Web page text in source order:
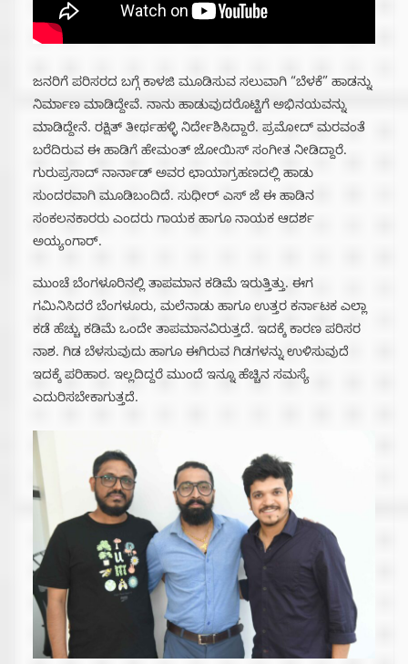
ಜನರಿಗೆ ಪರಿಸರದ ಬಗ್ಗೆ ಕಾಳಜಿ ಮೂಡಿಸುವ ಸಲುವಾಗಿ “ಬೆಳಕೆ” ಹಾಡನ್ನು
ನಿರ್ಮಾಣ ಮಾಡಿದ್ದೇವೆ. ನಾನು ಹಾಡುವುದರೊಟ್ಟಿಗೆ ಅಭಿನಯವನ್ನು
ಮಾಡಿದ್ದೇನೆ. ರಕ್ಷಿತ್ ತೀರ್ಥಹಳ್ಳಿ ನಿರ್ದೇಶಿಸಿದ್ದಾರೆ. ಪ್ರಮೋದ್ ಮರವಂತೆ
ಬರೆದಿರುವ ಈ ಹಾಡಿಗೆ ಹೇಮಂತ್ ಜೋಯಿಸ್ ಸಂಗೀತ ನೀಡಿದ್ದಾರೆ.
ಗುರುಪ್ರಸಾದ್ ನಾರ್ನಾಡ್ ಅವರ ಛಾಯಾಗ್ರಹಣದಲ್ಲಿ ಹಾಡು
ಸುಂದರವಾಗಿ ಮೂಡಿಬಂದಿದೆ. ಸುಧೀರ್ ಎಸ್ ಜೆ ಈ ಹಾಡಿನ
ಸಂಕಲನಕಾರರು ಎಂದರು ಗಾಯಕ ಹಾಗೂ ನಾಯಕ ಆದರ್ಶ
ಅಯ್ಯಂಗಾರ್.
ಮುಂಚೆ ಬೆಂಗಳೂರಿನಲ್ಲಿ ತಾಪಮಾನ ಕಡಿಮೆ ಇರುತ್ತಿತ್ತು. ಈಗ
ಗಮಿನಿಸಿದರೆ ಬೆಂಗಳೂರು, ಮಲೆನಾಡು ಹಾಗೂ ಉತ್ತರ ಕರ್ನಾಟಕ ಎಲ್ಲಾ
ಕಡೆ ಹೆಚ್ಚು ಕಡಿಮೆ ಒಂದೇ ತಾಪಮಾನವಿರುತ್ತದೆ‌. ಇದಕ್ಕೆ ಕಾರಣ ಪರಿಸರ
ನಾಶ. ಗಿಡ ಬೆಳಸುವುದು ಹಾಗೂ ಈಗಿರುವ ಗಿಡಗಳನ್ನು ಉಳಿಸುವುದೆ
ಇದಕ್ಕೆ ಪರಿಹಾರ. ಇಲ್ಲದಿದ್ದರೆ ಮುಂದೆ ಇನ್ನೂ ಹೆಚ್ಚಿನ ಸಮಸ್ಯೆ
ಎದುರಿಸಬೇಕಾಗುತ್ತದೆ.